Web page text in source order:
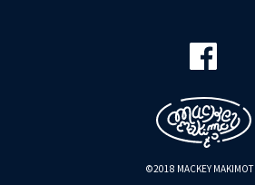
©2018 MACKEY